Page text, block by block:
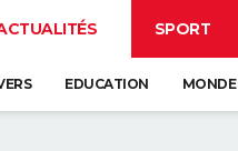
SPORT
EDUCATION MONDE